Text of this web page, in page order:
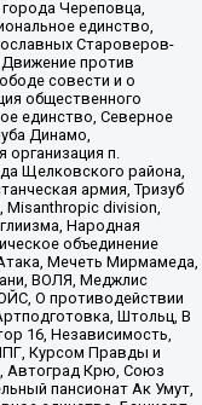
Череповца,
единство,
Староверов-
против
совести и о
общественного
единство, Северное
Динамо,
организация п.
Щелковского района,
армия, Тризуб
Misanthropic division,
Народная
объединение
Мечеть Мирмамеда,
ВОЛЯ, Меджлис
О противодействии
Штольц, В
16, Независимость,
Курсом Правды и
Автоград Крю, Союз
пансионат Ак Умут,